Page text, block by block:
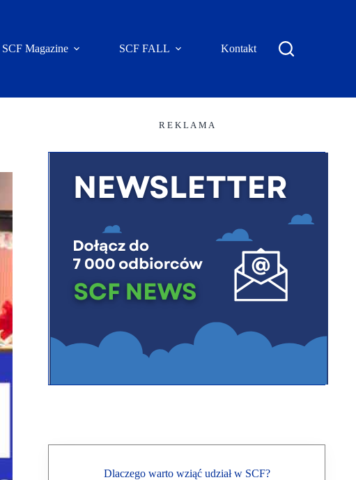
SCF Magazine SCF FALL Kontakt
R E K L A M A
Dlaczego warto wziąć udział w SCF?